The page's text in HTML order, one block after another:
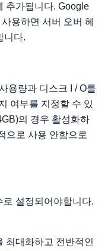
추가됩니다. Google
용하면 서버 오버 헤
니다.
용량과 디스크 I / O를
여부를 지정할 수 있
의 경우 활성화하
으로 사용 안함으로
설정되어야합니다.
최대화하고 전반적인